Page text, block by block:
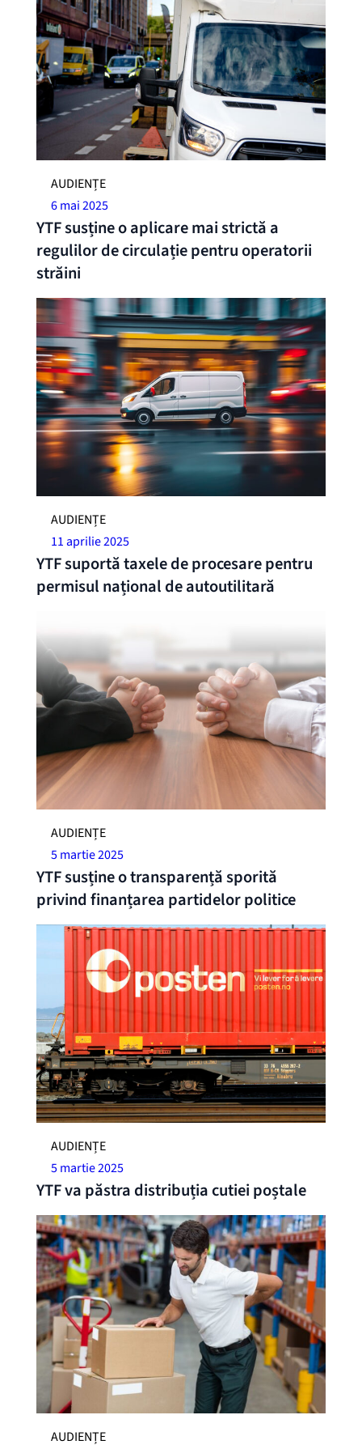
AUDIENȚE
6 mai 2025
YTF susține o aplicare mai strictă a
regulilor de circulație pentru operatorii
străini
AUDIENȚE
11 aprilie 2025
YTF suportă taxele de procesare pentru
permisul național de autoutilitară
AUDIENȚE
5 martie 2025
YTF susține o transparență sporită
privind finanțarea partidelor politice
AUDIENȚE
5 martie 2025
YTF va păstra distribuția cutiei poștale
AUDIENȚE